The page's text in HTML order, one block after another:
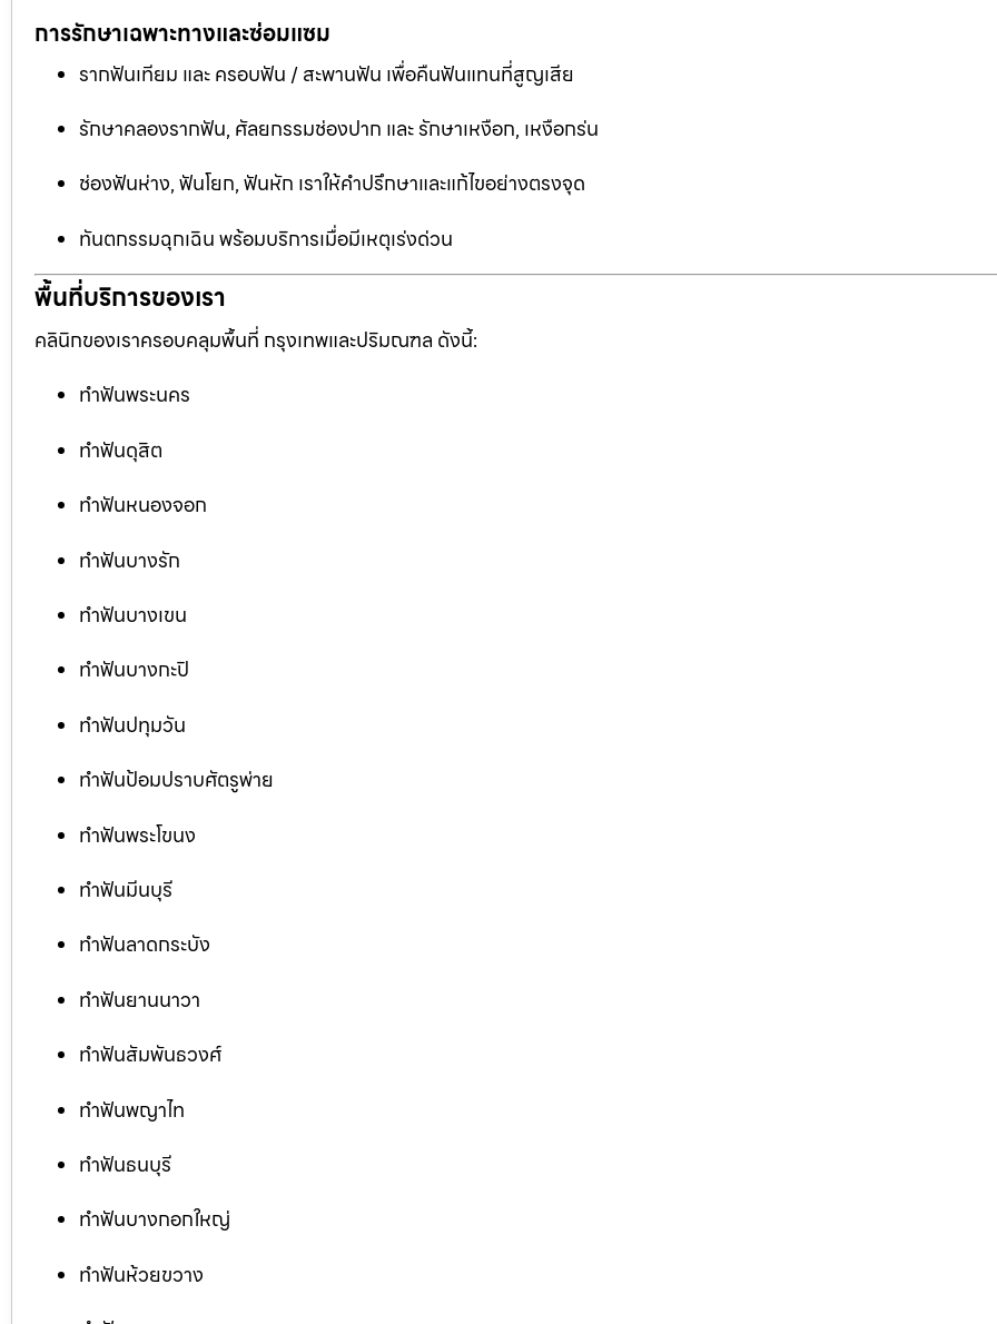
การรักษาเฉพาะทางและซ่อมแซม
รากฟันเทียม และ ครอบฟัน / สะพานฟัน เพื่อคืนฟันแทนที่สูญเสีย
รักษาคลองรากฟัน, ศัลยกรรมช่องปาก และ รักษาเหงือก, เหงือกร่น
ช่องฟันห่าง, ฟันโยก, ฟันหัก เราให้คำปรึกษาและแก้ไขอย่างตรงจุด
ทันตกรรมฉุกเฉิน พร้อมบริการเมื่อมีเหตุเร่งด่วน
พื้นที่บริการของเรา
คลินิกของเราครอบคลุมพื้นที่ กรุงเทพและปริมณฑล ดังนี้:
ทำฟันพระนคร
ทำฟันดุสิต
ทำฟันหนองจอก
ทำฟันบางรัก
ทำฟันบางเขน
ทำฟันบางกะปิ
ทำฟันปทุมวัน
ทำฟันป้อมปราบศัตรูพ่าย
ทำฟันพระโขนง
ทำฟันมีนบุรี
ทำฟันลาดกระบัง
ทำฟันยานนาวา
ทำฟันสัมพันธวงศ์
ทำฟันพญาไท
ทำฟันธนบุรี
ทำฟันบางกอกใหญ่
ทำฟันห้วยขวาง